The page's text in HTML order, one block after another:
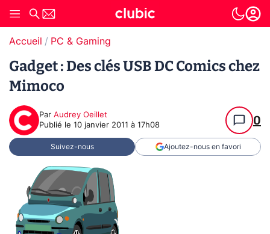
Accueil PC & Gaming
Gadget : Des clés USB DC Comics chez
Mimoco
Par Audrey Oeillet
Publié le 10 janvier 2011 à 17h08 0
Suivez-nous Ajoutez-nous en favori